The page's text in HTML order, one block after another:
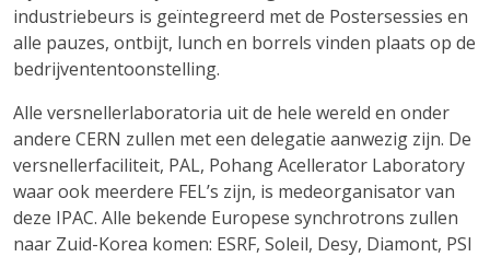
industriebeurs is geïntegreerd met de Postersessies en
alle pauzes, ontbijt, lunch en borrels vinden plaats op de
bedrijvententoonstelling.
Alle versnellerlaboratoria uit de hele wereld en onder
andere CERN zullen met een delegatie aanwezig zijn. De
versnellerfaciliteit, PAL, Pohang Acellerator Laboratory
waar ook meerdere FEL’s zijn, is medeorganisator van
deze IPAC. Alle bekende Europese synchrotrons zullen
naar Zuid-Korea komen: ESRF, Soleil, Desy, Diamont, PSI